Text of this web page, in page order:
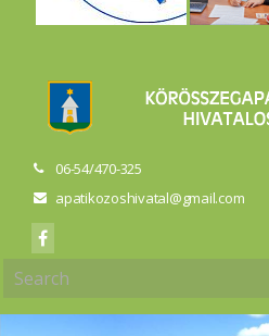
06-54/470-325
apatikozoshivatal@gmail.com